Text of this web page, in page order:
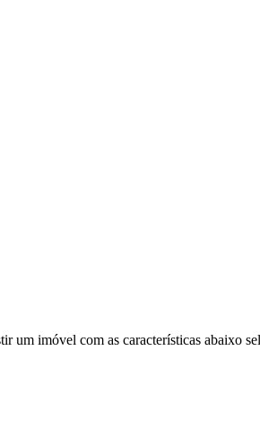
um imóvel com as características abaixo